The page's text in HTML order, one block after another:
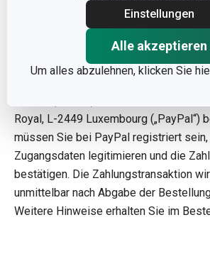
Einstellungen
Alle akzeptieren
Um alles abzulehnen, klicken Sie
gewohnt sind. Sollte die Weiterleitung
einwandfrei funktionieren, können Sie
manuell über PayPal durchführen.
Royal, L-2449 Luxembourg („PayPal“)
müssen Sie bei PayPal registriert
Zugangsdaten legitimieren und die
bestätigen. Die Zahlungstransaktion
unmittelbar nach Abgabe der
Weitere Hinweise erhalten Sie im